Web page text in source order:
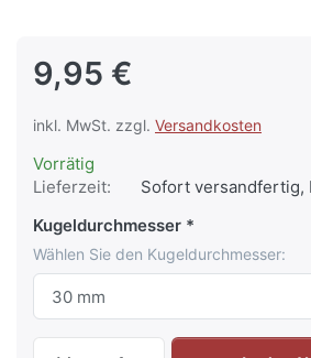
9,95 €
inkl. MwSt. zzgl. Versandkosten
Vorrätig
Lieferzeit:
Sofort versandfertig,
Kugeldurchmesser
Wählen Sie den Kugeldurchmesser:
Qigong Kugeln